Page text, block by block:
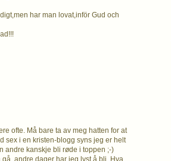
har man lovat,inför Gud och
ofte. Må bare ta av meg hatten for at
sex i en kristen-blogg syns jeg er helt
andre kanskje bli røde i toppen ;-)
andre dager har jeg lyst å bli. Hva